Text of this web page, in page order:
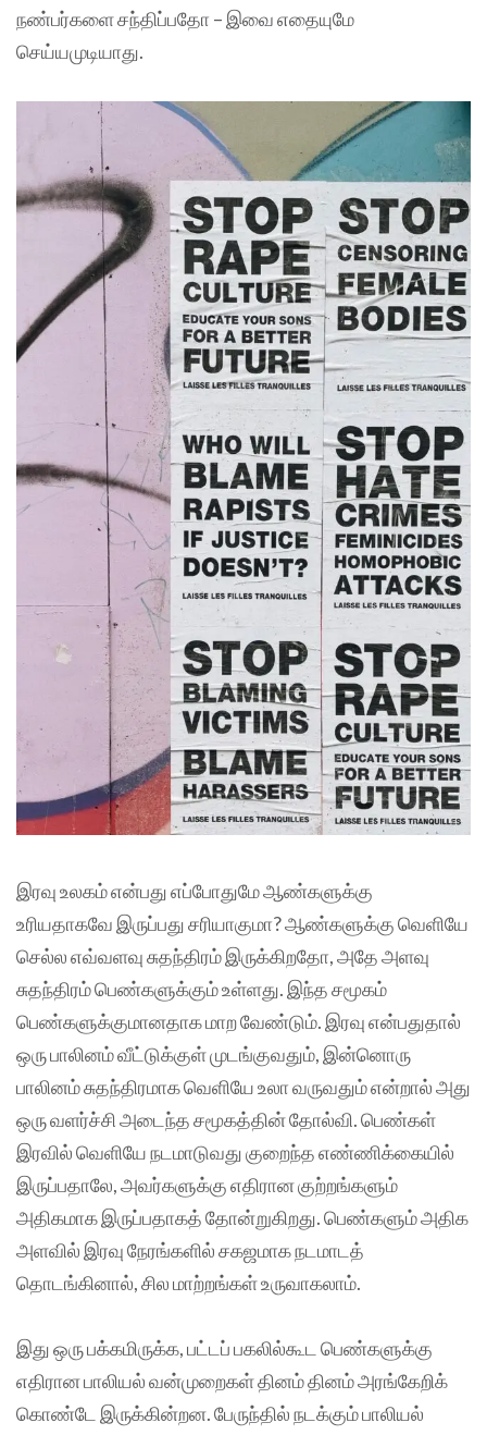
நண்பர்களை சந்திப்பதோ – இவை எதையுமே
செய்யமுடியாது.
இரவு உலகம் என்பது எப்போதுமே ஆண்களுக்கு
உரியதாகவே இருப்பது சரியாகுமா? ஆண்களுக்கு வெளியே
செல்ல எவ்வளவு சுதந்திரம் இருக்கிறதோ, அதே அளவு
சுதந்திரம் பெண்களுக்கும் உள்ளது. இந்த சமூகம்
பெண்களுக்குமானதாக மாற வேண்டும். இரவு என்பதுதால்
ஒரு பாலினம் வீட்டுக்குள் முடங்குவதும், இன்னொரு
பாலினம் சுதந்திரமாக வெளியே உலா வருவதும் என்றால் அது
ஒரு வளர்ச்சி அடைந்த சமூகத்தின் தோல்வி. பெண்கள்
இரவில் வெளியே நடமாடுவது குறைந்த எண்ணிக்கையில்
இருப்பதாலே, அவர்களுக்கு எதிரான குற்றங்களும்
அதிகமாக இருப்பதாகத் தோன்றுகிறது. பெண்களும் அதிக
அளவில் இரவு நேரங்களில் சகஜமாக நடமாடத்
தொடங்கினால், சில மாற்றங்கள் உருவாகலாம்.
இது ஒரு பக்கமிருக்க, பட்டப் பகலில்கூட பெண்களுக்கு
எதிரான பாலியல் வன்முறைகள் தினம் தினம் அரங்கேறிக்
கொண்டே இருக்கின்றன. பேருந்தில் நடக்கும் பாலியல்